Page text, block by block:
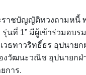
าชบัญญัติทวงถามหนี้
นที่ 1” มีผู้เข้าร่วมอบร
วธทาวริทธิ์ธร อุปนายก
งวัฒนะวณิช อุปนายกฝ่
การ.